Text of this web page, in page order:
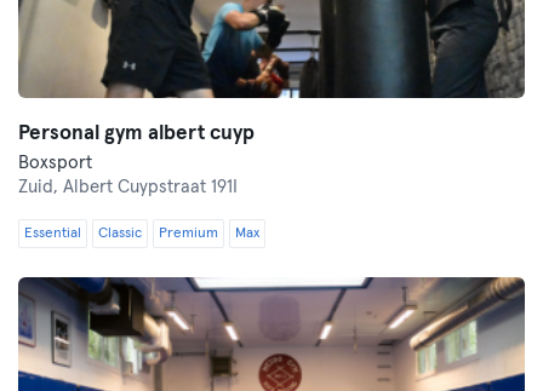
Personal gym albert cuyp
Boxsport
Zuid, Albert Cuypstraat 191I
Essential Classic Premium Max